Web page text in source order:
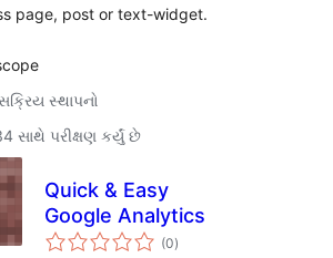
page, post or text-widget.
સ્થાપનો
સાથે પરીક્ષણ કર્યું છે
Quick & Easy
Google Analytics
(0કુલ
રેટિંગ્સ
)